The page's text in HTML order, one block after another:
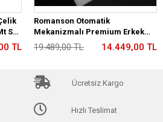
Su
TL
Romanson Otomatik
Mekanizmalı Premium Erkek
Kol Saati 5 ATM Suya Dayanıklı 2
Yıl Garantili RM2233.12
19.489,00 TL 14.449,00 TL
Ücretsiz Kargo
Hızlı Teslimat